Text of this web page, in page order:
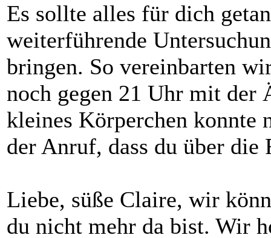
Es sollte alles für dich
weiterführende
bringen. So vereinbarten
noch gegen 21 Uhr mit
kleines Körperchen konnte
der Anruf, dass du über die
Liebe, süße Claire, wir
du nicht mehr da bist. Wir